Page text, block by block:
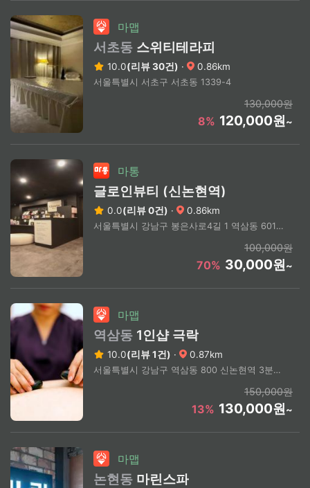
마맵
서초동 스위티테라피
10.0(리뷰 30건) · 0.86km
서울특별시 서초구 서초동 1339-4
130,000원
8% 120,000원~
마통
글로인뷰티 (신논현역)
0.0(리뷰 0건) · 0.86km
서울특별시 강남구 봉은사로4길 1 역삼동 601-16 3층
100,000원
70% 30,000원~
마맵
역삼동 1인샵 극락
10.0(리뷰 1건) · 0.87km
서울특별시 강남구 역삼동 800 신논현역 3분거리
150,000원
13% 130,000원~
마맵
논현동 마린스파